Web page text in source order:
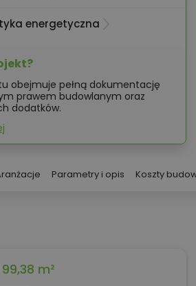
energetyczna
obejmuje pełną dokumentację
prawem budowlanym oraz
dodatków.
Parametry i opis Koszty
99,38 m²